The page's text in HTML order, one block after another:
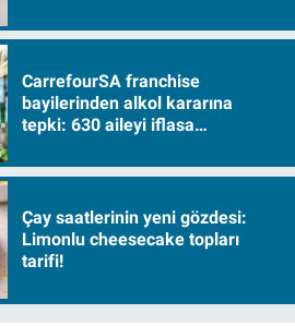
CarrefourSA franchise
bayilerinden alkol kararına
tepki: 630 aileyi iflasa
Çay saatlerinin yeni gözdesi:
Limonlu cheesecake topları
tarifi!